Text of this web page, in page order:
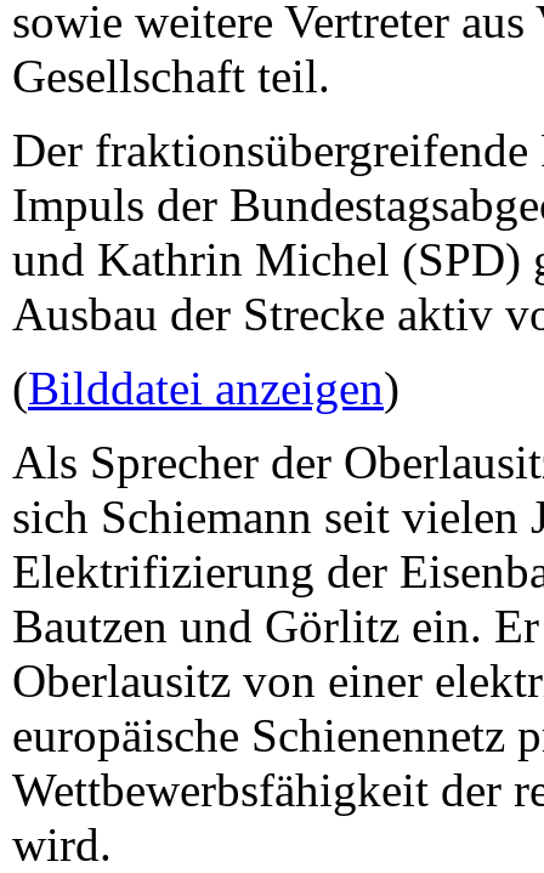
sowie weitere Vertreter
Gesellschaft teil.
Der
Impuls der
und Kathrin Michel (SPD)
Ausbau der Strecke aktiv
(Bilddatei anzeigen)
Als Sprecher der
sich Schiemann seit vielen
Elektrifizierung der
Bautzen und Görlitz ein.
Oberlausitz von einer
europäische Schienennetz
Wettbewerbsfähigkeit der
wird.